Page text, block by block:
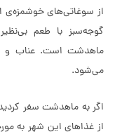
از سوغاتی‌های خوشمزه‌ی
گوجه‌سبز با طعم
ماهدشت است. عناب و
می‌شود.
اگر به ماهدشت سفر
از غذاهای این شهر به